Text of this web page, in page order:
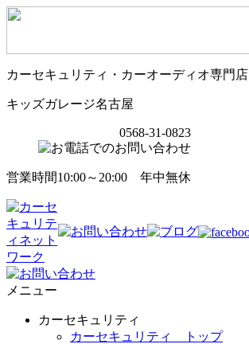
カーセキュリティ・カーオーディオ専門店
キッズガレージ名古屋
0568-31-0823
営業時間10:00～20:00 年中無休
メニュー
カーセキュリティ
カーセキュリティ トップ